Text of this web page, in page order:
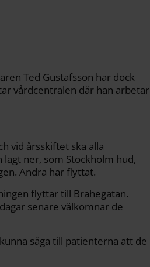
Ted Gustafsson har dock
vårdcentralen där han arbetar
vid årsskiftet ska alla
ner, som Stockholm hud,
Andra har flyttat.
flyttar till Brahegatan.
senare välkomnar de
säga till patienterna att de